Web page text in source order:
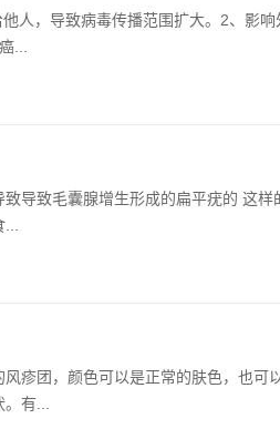
人，导致病毒传播范围扩大。2、影
...
导致毛囊腺增生形成的扁平疣的 这
疹团，颜色可以是正常的肤色，也可
有...